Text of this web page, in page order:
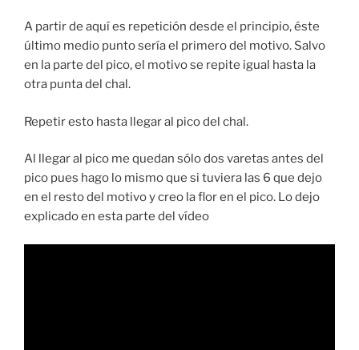
A partir de aquí es repetición desde el principio, éste
último medio punto sería el primero del motivo. Salvo
en la parte del pico, el motivo se repite igual hasta la
otra punta del chal.
Repetir esto hasta llegar al pico del chal.
Al llegar al pico me quedan sólo dos varetas antes del
pico pues hago lo mismo que si tuviera las 6 que dejo
en el resto del motivo y creo la flor en el pico. Lo dejo
explicado en esta parte del vídeo